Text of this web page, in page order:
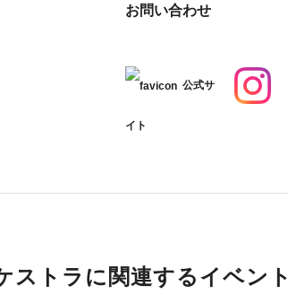
お問い合わせ
公式サ
イト
ストラに関連するイベント